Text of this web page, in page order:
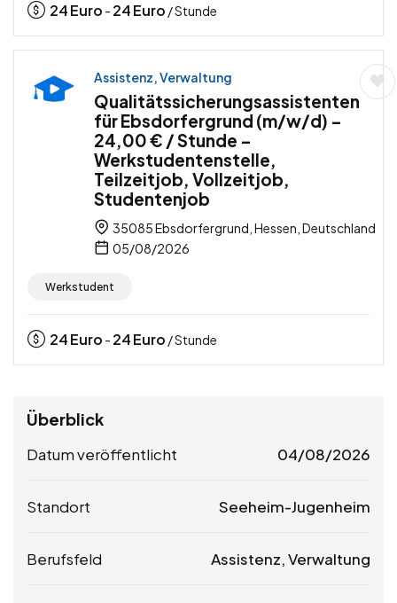
24Euro - 24Euro / Stunde
Assistenz, Verwaltung
Qualitätssicherungsassistenten
für Ebsdorfergrund (m/w/d) –
24,00 € / Stunde –
Werkstudentenstelle,
Teilzeitjob, Vollzeitjob,
Studentenjob
35085 Ebsdorfergrund, Hessen, Deutschland
05/08/2026
Werkstudent
24Euro - 24Euro / Stunde
Überblick
Datum veröffentlicht 04/08/2026
Standort Seeheim-Jugenheim
Berufsfeld Assistenz, Verwaltung